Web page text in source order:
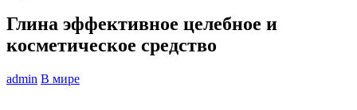
Глина эффективное целебное и
косметическое средство
admin В мире